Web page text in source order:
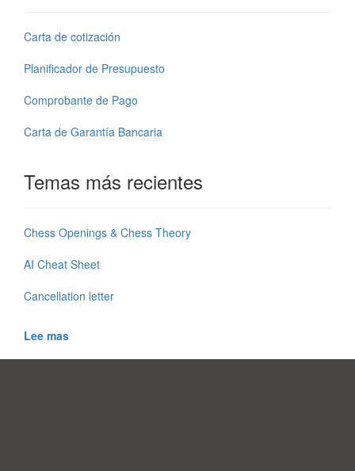
Carta de cotización
Planificador de Presupuesto
Comprobante de Pago
Carta de Garantía Bancaria
Temas más recientes
Chess Openings & Chess Theory
AI Cheat Sheet
Cancellation letter
Lee mas